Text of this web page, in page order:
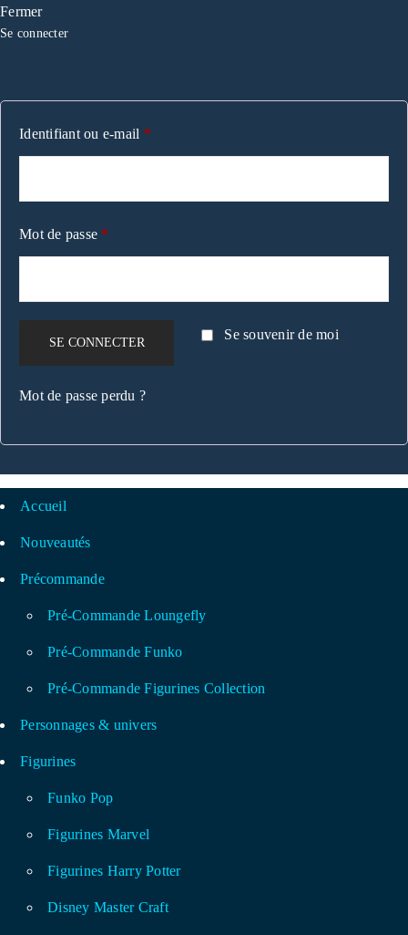
Fermer
Se connecter
Identifiant ou e-mail *
Mot de passe *
Se souvenir de moi
SE CONNECTER
Mot de passe perdu ?
Accueil
Nouveautés
Précommande
Pré-Commande Loungefly
Pré-Commande Funko
Pré-Commande Figurines Collection
Personnages & univers
Figurines
Funko Pop
Figurines Marvel
Figurines Harry Potter
Disney Master Craft